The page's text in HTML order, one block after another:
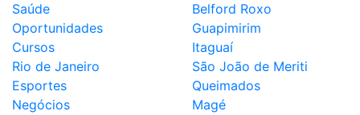
Saúde
Oportunidades
Cursos
Rio de Janeiro
Esportes
Negócios
Belford Roxo
Guapimirim
Itaguaí
São João de Meriti
Queimados
Magé